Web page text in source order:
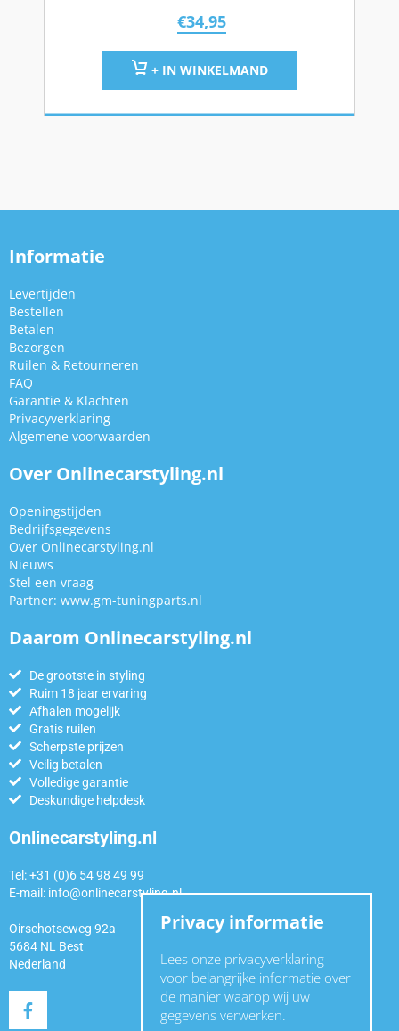
€34,95
+ IN WINKELMAND
Informatie
Levertijden
Bestellen
Betalen
Bezorgen
Ruilen & Retourneren
FAQ
Garantie & Klachten
Privacyverklaring
Algemene voorwaarden
Over Onlinecarstyling.nl
Openingstijden
Bedrijfsgegevens
Over Onlinecarstyling.nl
Nieuws
Stel een vraag
Partner: www.gm-tuningparts.nl
Daarom Onlinecarstyling.nl
De grootste in styling
Ruim 18 jaar ervaring
Afhalen mogelijk
Gratis ruilen
Scherpste prijzen
Veilig betalen
Volledige garantie
Deskundige helpdesk
Onlinecarstyling.nl
Tel: +31 (0)6 54 98 49 99
E-mail: info@onlinecarstyling.nl
Oirschotseweg 92a
5684 NL Best
Nederland
Privacy informatie
Lees onze privacyverklaring
voor belangrijke informatie over
de manier waarop wij uw
gegevens verwerken.